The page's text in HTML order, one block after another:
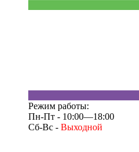
Режим работы:
Пн-Пт - 10:00—18:00
Сб-Вс - Выходной